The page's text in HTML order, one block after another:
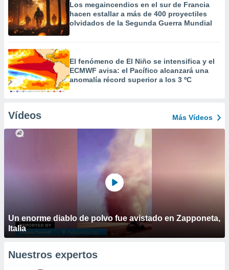
Los megaincendios en el sur de Francia
hacen estallar a más de 400 proyectiles
olvidados de la Segunda Guerra Mundial
El fenómeno de El Niño se intensifica y el
ECMWF avisa: el Pacífico alcanzará una
anomalía récord superior a los 3 ºC
Vídeos Más Vídeos
Un enorme diablo de polvo fue avistado en Zapponeta,
Italia
Nuestros expertos